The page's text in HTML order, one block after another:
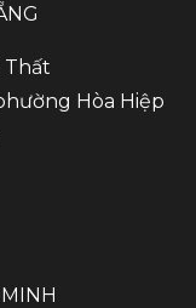
Thất
Hòa Hiệp